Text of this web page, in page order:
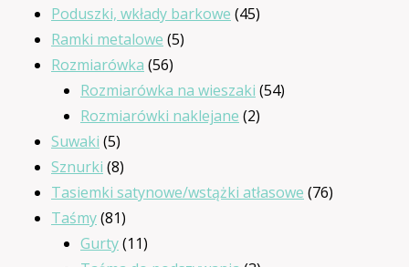
produktów
Poduszki, wkłady barkowe 4545
Ramki metalowe 55
Rozmiarówka 5656
produktów
Rozmiarówka na wieszaki 5454
Rozmiarówki naklejane 22
Suwaki 55
produktów
Sznurki 88
produktów
Tasiemki satynowe/wstążki atłasowe 7676
Taśmy 8181
produktów
Gurty 1111